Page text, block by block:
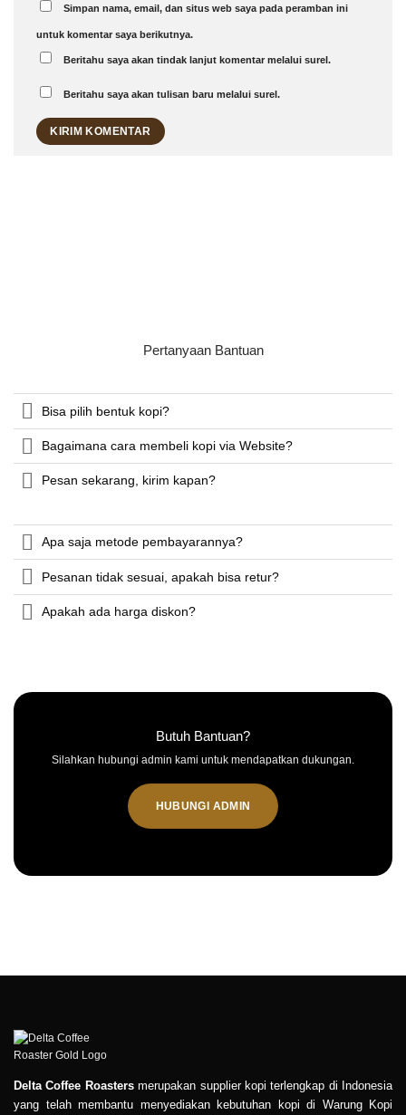
Simpan nama, email, dan situs web saya pada peramban ini
untuk komentar saya berikutnya.
Beritahu saya akan tindak lanjut komentar melalui surel.
Beritahu saya akan tulisan baru melalui surel.
Pertanyaan Bantuan
Bisa pilih bentuk kopi?
Bagaimana cara membeli kopi via Website?
Pesan sekarang, kirim kapan?
Apa saja metode pembayarannya?
Pesanan tidak sesuai, apakah bisa retur?
Apakah ada harga diskon?
Butuh Bantuan?
Silahkan hubungi admin kami untuk mendapatkan dukungan.
HUBUNGI ADMIN
Delta Coffee Roastersmerupakan supplier kopi terlengkap di Indonesia
yang telah membantu menyediakan kebutuhan kopi di Warung Kopi